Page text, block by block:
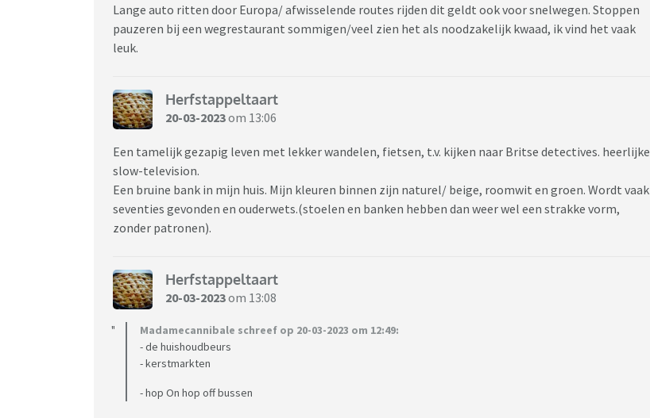
Lange auto ritten door Europa/ afwisselende routes rijden dit geldt ook voor snelwegen. Stoppen
pauzeren bij een wegrestaurant sommigen/veel zien het als noodzakelijk kwaad, ik vind het vaak
leuk.
Herfstappeltaart
20-03-2023om 13:06
Een tamelijk gezapig leven met lekker wandelen, fietsen, t.v. kijken naar Britse detectives. heerlijke
slow-television.
Een bruine bank in mijn huis. Mijn kleuren binnen zijn naturel/ beige, roomwit en groen. Wordt vaak
seventies gevonden en ouderwets.(stoelen en banken hebben dan weer wel een strakke vorm,
zonder patronen).
Herfstappeltaart
20-03-2023om 13:08
Madamecannibale schreef op 20-03-2023 om 12:49:
- de huishoudbeurs
- kerstmarkten
- hop On hop off bussen